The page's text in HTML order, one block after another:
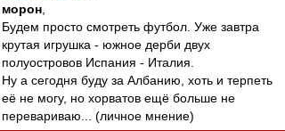
морон
Будем просто смотреть футбол. Уже завтра
крутая игрушка - южное дерби двух
полуостровов Испания - Италия.
Ну а сегодня буду за Албанию, хоть и терпеть
её не могу, но хорватов ещё больше не
перевариваю... (личное мнение)